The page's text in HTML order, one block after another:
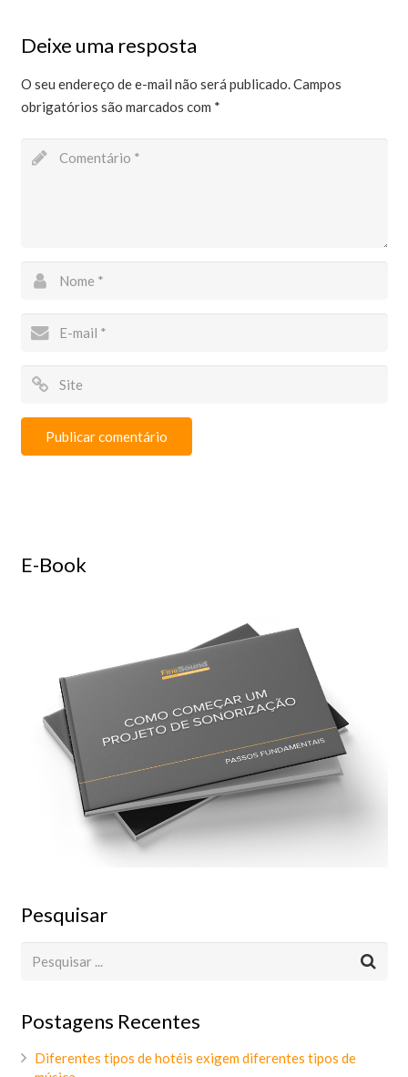
Deixe uma resposta
O seu endereço de e-mail não será publicado.Campos
obrigatórios são marcados com *
E-Book
Pesquisar
Postagens Recentes
Diferentes tipos de hotéis exigem diferentes tipos de